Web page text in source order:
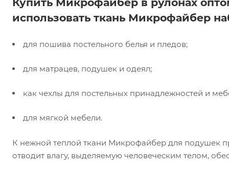
использовать ткань Микрофайбер
для пошива постельного белья и пледов;
для матрацев, подушек и одеял;
как чехлы для постельных принадлежностей и
для мягкой мебели.
К нежной теплой ткани Микрофайбер для подушек
отводит влагу, выделяемую человеческим телом,